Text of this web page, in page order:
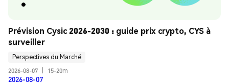
Prévision Cysic 2026-2030 : guide prix crypto, CYS à
surveiller
Perspectives du Marché
2026-08-07
15-20m
2026-08-07